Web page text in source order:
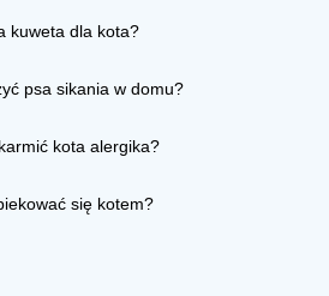
kuweta dla kota?
psa sikania w domu?
kota alergika?
się kotem?